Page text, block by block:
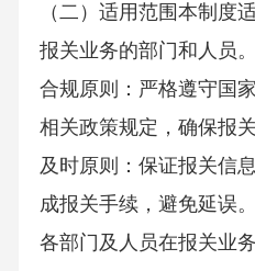
（二）适用范围本制度
报关业务的部门和人员
合规原则：严格遵守国
相关政策规定，确保报
及时原则：保证报关信
成报关手续，避免延误
各部门及人员在报关业